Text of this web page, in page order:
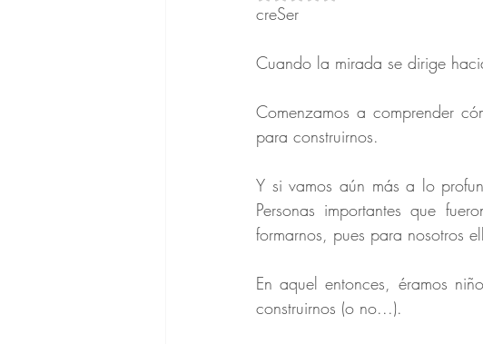
creSer
Cuando la mirada se dirige
Comenzamos a comprender
para construirnos.
Y si vamos aún más a lo
Personas importantes que
formarnos, pues para nosotros
En aquel entonces, éramos
construirnos (o no...).